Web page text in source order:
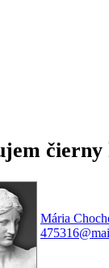
čierny
Mária